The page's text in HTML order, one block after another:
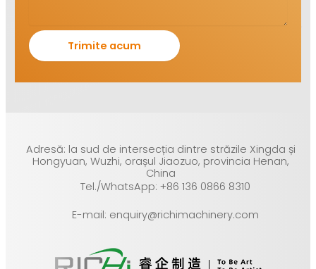
Adresă: la sud de intersecția dintre străzile Xingda și
Hongyuan, Wuzhi, orașul Jiaozuo, provincia Henan,
China
Tel./WhatsApp: +86 136 0866 8310
E-mail: enquiry@richimachinery.com